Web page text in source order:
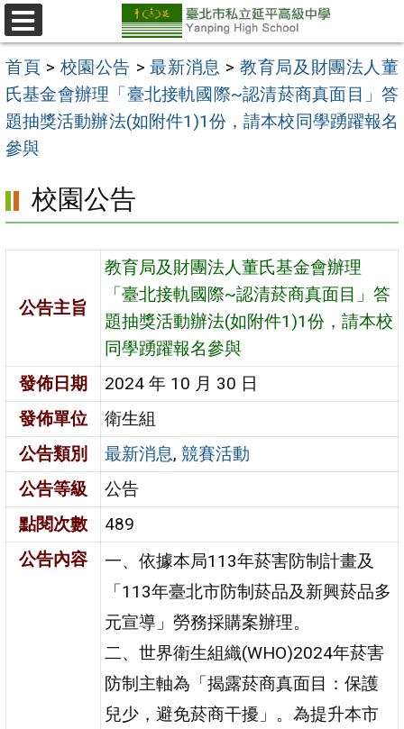
跳
至
主
要
內
容
選
單
首頁 > 校園公告 >最新消息 > 教育局及財團法人董
氏基金會辦理「臺北接軌國際~認清菸商真面目」答
題抽獎活動辦法(如附件1)1份，請本校同學踴躍報名
參與
校園公告
公告主旨
教育局及財團法人董氏基金會辦理
「臺北接軌國際~認清菸商真面目」答
題抽獎活動辦法(如附件1)1份，請本校
同學踴躍報名參與
發佈日期
2024 年 10 月 30 日
發佈單位
衛生組
公告類別
最新消息,競賽活動
公告等級
公告
點閱次數
489
公告內容
一、依據本局113年菸害防制計畫及
「113年臺北市防制菸品及新興菸品多
元宣導」勞務採購案辦理。
二、世界衛生組織(WHO)2024年菸害
防制主軸為「揭露菸商真面目：保護
兒少，避免菸商干擾」。為提升本市